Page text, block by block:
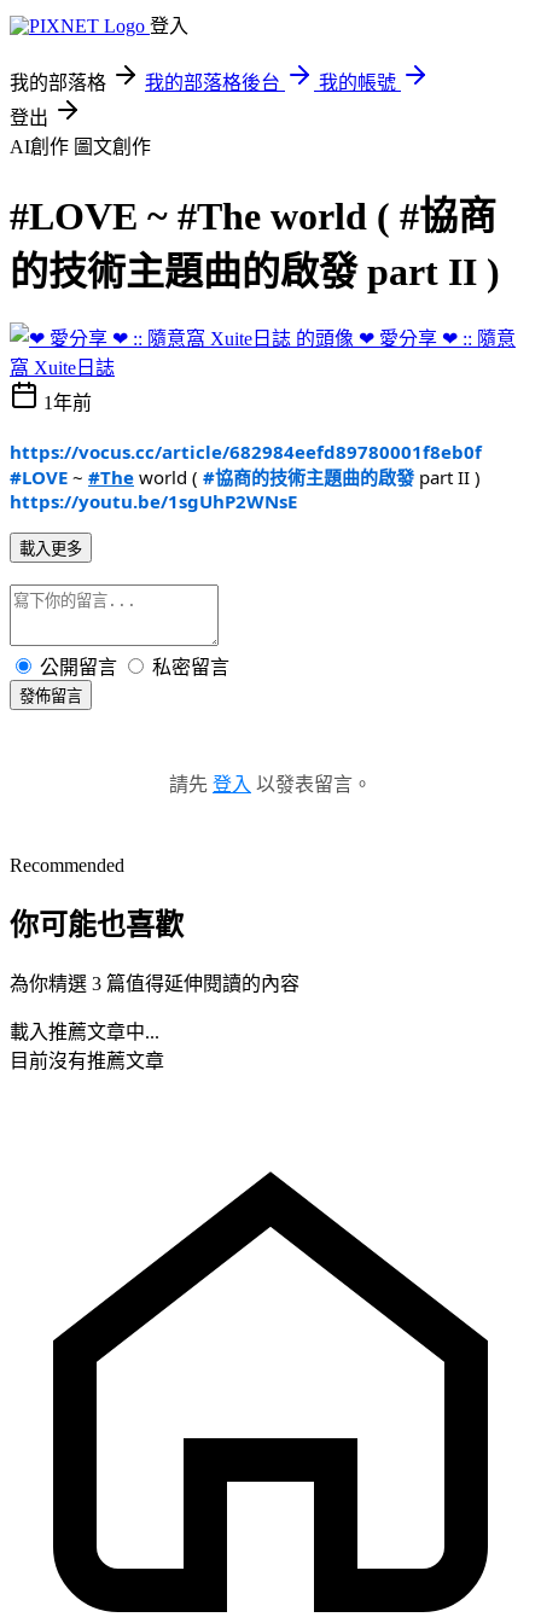
登入
我的部落格 我的部落格後台
我的帳號
登出
AI創作 圖文創作
#LOVE ~ #The world ( #協商
的技術主題曲的啟發 part II )
❤ 愛分享 ❤ :: 隨意
窩 Xuite日誌
1年前
https://vocus.cc/article/682984eefd89780001f8eb0f
#LOVE ~ #The world ( #協商的技術主題曲的啟發 part II )
https://youtu.be/1sgUhP2WNsE
載入更多
公開留言 私密留言
發佈留言
請先 登入 以發表留言。
Recommended
你可能也喜歡
為你精選 3 篇值得延伸閱讀的內容
載入推薦文章中...
目前沒有推薦文章